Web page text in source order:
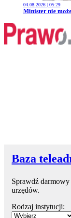
04.08.2026 | 05:29
Przejdź do
Minister nie
Baza
Sprawdź darmowy
urzędów.
Rodzaj instytucji: